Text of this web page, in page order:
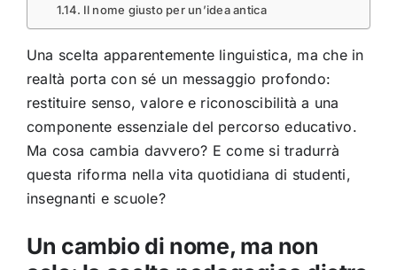
Il nome giusto per un’idea antica
Una scelta apparentemente linguistica, ma che in
realtà porta con sé un messaggio profondo:
restituire senso, valore e riconoscibilità a una
componente essenziale del percorso educativo.
Ma cosa cambia davvero? E come si tradurrà
questa riforma nella vita quotidiana di studenti,
insegnanti e scuole?
Un cambio di nome, ma non